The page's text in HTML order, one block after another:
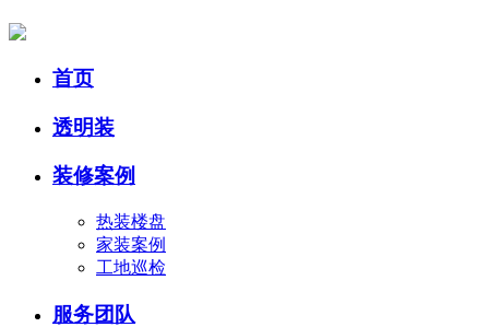
首页
透明装
装修案例
热装楼盘
家装案例
工地巡检
服务团队